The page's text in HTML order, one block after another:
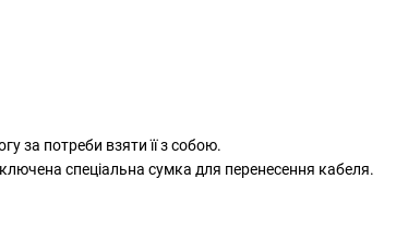
за потреби взяти її з собою.
спеціальна сумка для перенесення кабеля.